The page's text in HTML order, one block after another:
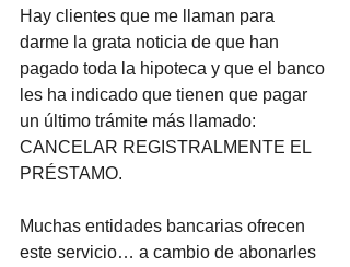
Hay clientes que me llaman para
darme la grata noticia de que han
pagado toda la hipoteca y que el banco
les ha indicado que tienen que pagar
un último trámite más llamado:
CANCELAR REGISTRALMENTE EL
PRÉSTAMO.
Muchas entidades bancarias ofrecen
este servicio… a cambio de abonarles